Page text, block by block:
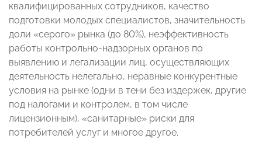
квалифицированных сотрудников, качество
подготовки молодых специалистов, значительность
доли «серого» рынка (до 80%), неэффективность
работы контрольно-надзорных органов по
выявлению и легализации лиц, осуществляющих
деятельность нелегально, неравные конкурентные
условия на рынке (одни в тени без издержек, другие
под налогами и контролем, в том числе
лицензионным), «санитарные» риски для
потребителей услуг и многое другое.